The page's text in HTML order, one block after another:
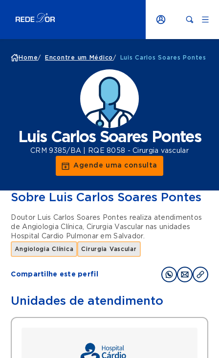
Home/ Encontre um Médico / Luis Carlos Soares Pontes
Luis Carlos Soares Pontes
CRM 9385/BA | RQE 8058 - Cirurgia vascular
Agende uma consulta
Sobre Luis Carlos Soares Pontes
Doutor Luis Carlos Soares Pontes realiza atendimentos
deAngiologia Clínica, Cirurgia Vascular nas unidades
Hospital Cardio Pulmonar emSalvador.
Angiologia Clínica Cirurgia Vascular
Compartilhe este perfil
Unidades de atendimento